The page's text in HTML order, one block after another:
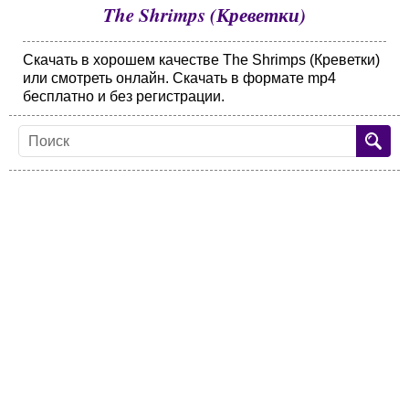
The Shrimps (Креветки)
Скачать в хорошем качестве The Shrimps (Креветки)
или смотреть онлайн. Скачать в формате mp4
бесплатно и без регистрации.